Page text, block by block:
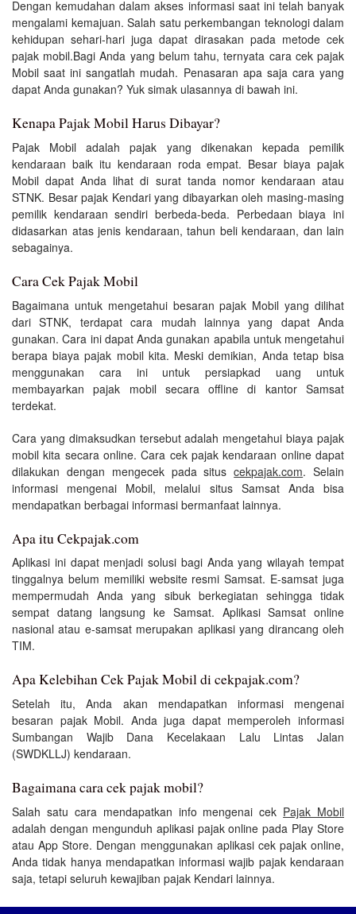
Dengan kemudahan dalam akses informasi saat ini telah banyak
mengalami kemajuan. Salah satu perkembangan teknologi dalam
kehidupan sehari-hari juga dapat dirasakan pada metode cek
pajak mobil.Bagi Anda yang belum tahu, ternyata cara cek pajak
Mobil saat ini sangatlah mudah. Penasaran apa saja cara yang
dapat Anda gunakan? Yuk simak ulasannya di bawah ini.
Kenapa Pajak Mobil Harus Dibayar?
Pajak Mobil adalah pajak yang dikenakan kepada pemilik
kendaraan baik itu kendaraan roda empat. Besar biaya pajak
Mobil dapat Anda lihat di surat tanda nomor kendaraan atau
STNK. Besar pajak Kendari yang dibayarkan oleh masing-masing
pemilik kendaraan sendiri berbeda-beda. Perbedaan biaya ini
didasarkan atas jenis kendaraan, tahun beli kendaraan, dan lain
sebagainya.
Cara Cek Pajak Mobil
Bagaimana untuk mengetahui besaran pajak Mobil yang dilihat
dari STNK, terdapat cara mudah lainnya yang dapat Anda
gunakan. Cara ini dapat Anda gunakan apabila untuk mengetahui
berapa biaya pajak mobil kita. Meski demikian, Anda tetap bisa
menggunakan cara ini untuk persiapkad uang untuk
membayarkan pajak mobil secara offline di kantor Samsat
terdekat.
Cara yang dimaksudkan tersebut adalah mengetahui biaya pajak
mobil kita secara online. Cara cek pajak kendaraan online dapat
dilakukan dengan mengecek pada situscekpajak.com. Selain
informasi mengenai Mobil, melalui situs Samsat Anda bisa
mendapatkan berbagai informasi bermanfaat lainnya.
Apa itu Cekpajak.com
Aplikasi ini dapat menjadi solusi bagi Anda yang wilayah tempat
tinggalnya belum memiliki website resmi Samsat. E-samsat juga
mempermudah Anda yang sibuk berkegiatan sehingga tidak
sempat datang langsung ke Samsat. Aplikasi Samsat online
nasional atau e-samsat merupakan aplikasi yang dirancang oleh
TIM.
Apa Kelebihan Cek Pajak Mobil di cekpajak.com?
Setelah itu, Anda akan mendapatkan informasi mengenai
besaran pajak Mobil. Anda juga dapat memperoleh informasi
Sumbangan Wajib Dana Kecelakaan Lalu Lintas Jalan
(SWDKLLJ) kendaraan.
Bagaimana cara cek pajak mobil?
Salah satu cara mendapatkan info mengenai cek Pajak Mobil
adalah dengan mengunduh aplikasi pajak online pada Play Store
atau App Store. Dengan menggunakan aplikasi cek pajak online,
Anda tidak hanya mendapatkan informasi wajib pajak kendaraan
saja, tetapi seluruh kewajiban pajak Kendari lainnya.